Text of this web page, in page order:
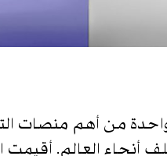
لتتحول إلى واحدة من